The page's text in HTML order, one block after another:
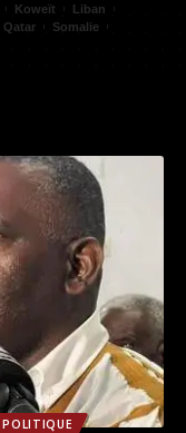
Koweït
Liban
Qatar
Somalie
POLITIQUE